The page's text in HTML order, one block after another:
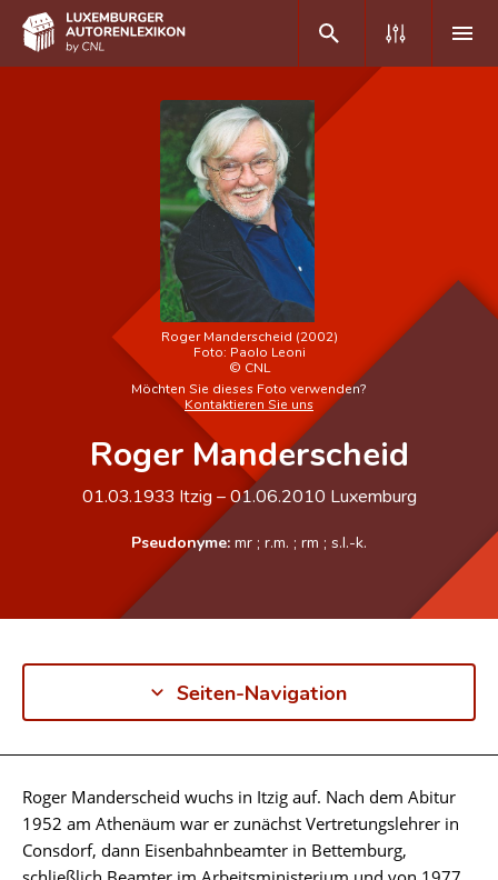
Autor(inn)en A-Z
Erweiterte Suche
Häufige Fragen und Antworten
Roger Manderscheid (2002)
Foto: Paolo Leoni
© CNL
Möchten Sie dieses Foto verwenden?
Kontaktieren Sie uns
Roger Manderscheid
01.03.1933 Itzig –01.06.2010 Luxemburg
Pseudonyme: mr ; r.m. ; rm ; s.l.-k.
Seiten-Navigation
Biographie
Roger Manderscheid wuchs in Itzig auf. Nach dem Abitur
1952 am Athenäum war er zunächst Vertretungslehrer in
Consdorf, dann Eisenbahnbeamter in Bettemburg,